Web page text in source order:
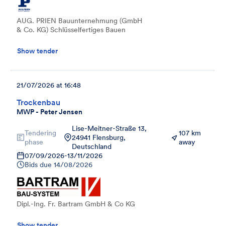
AUG. PRIEN Bauunternehmung (GmbH
& Co. KG) Schlüsselfertiges Bauen
Show tender
Trockenbau
MWP - Peter Jensen
21/07/2026 at 16:48
Tendering
phase
Lise-Meitner-Straße 13,
24941 Flensburg,
Deutschland
107 km
away
07/09/2026-13/11/2026
Bids due 14/08/2026
Dipl.-Ing. Fr. Bartram GmbH & Co KG